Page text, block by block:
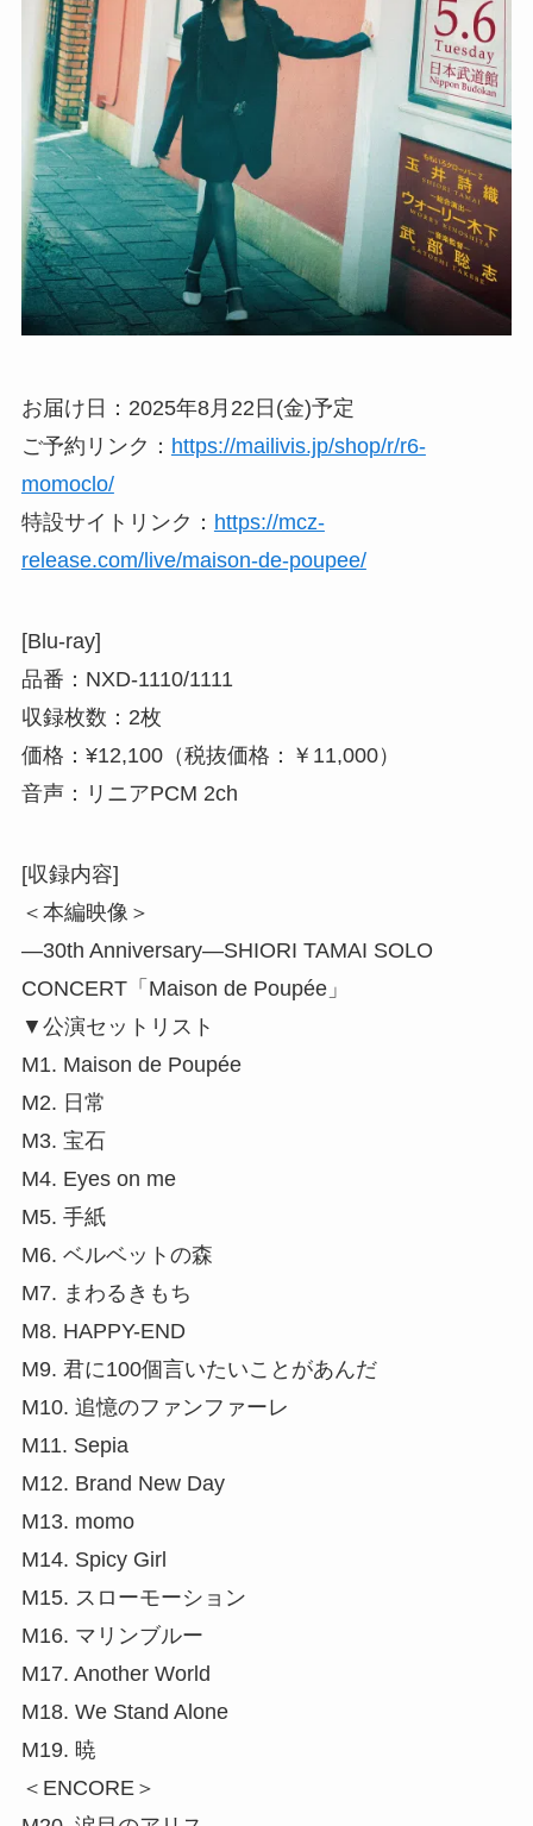
お届け日：2025年8月22日(金)予定
ご予約リンク： https://mailivis.jp/shop/r/r6-
momoclo/
特設サイトリンク： https://mcz-
release.com/live/maison-de-poupee/
[Blu-ray]
品番：NXD-1110/1111
収録枚数：2枚
価格：¥12,100（税抜価格：￥11,000）
音声：リニアPCM 2ch
[収録内容]
＜本編映像＞
―30th Anniversary―SHIORI TAMAI SOLO
CONCERT「Maison de Poupée」
▼公演セットリスト
M1. Maison de Poupée
M2. 日常
M3. 宝石
M4. Eyes on me
M5. 手紙
M6. ベルベットの森
M7. まわるきもち
M8. HAPPY-END
M9. 君に100個言いたいことがあんだ
M10. 追憶のファンファーレ
M11. Sepia
M12. Brand New Day
M13. momo
M14. Spicy Girl
M15. スローモーション
M16. マリンブルー
M17. Another World
M18. We Stand Alone
M19. 暁
＜ENCORE＞